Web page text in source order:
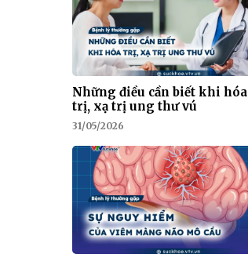
Những điều cần biết khi hóa
trị, xạ trị ung thư vú
31/05/2026